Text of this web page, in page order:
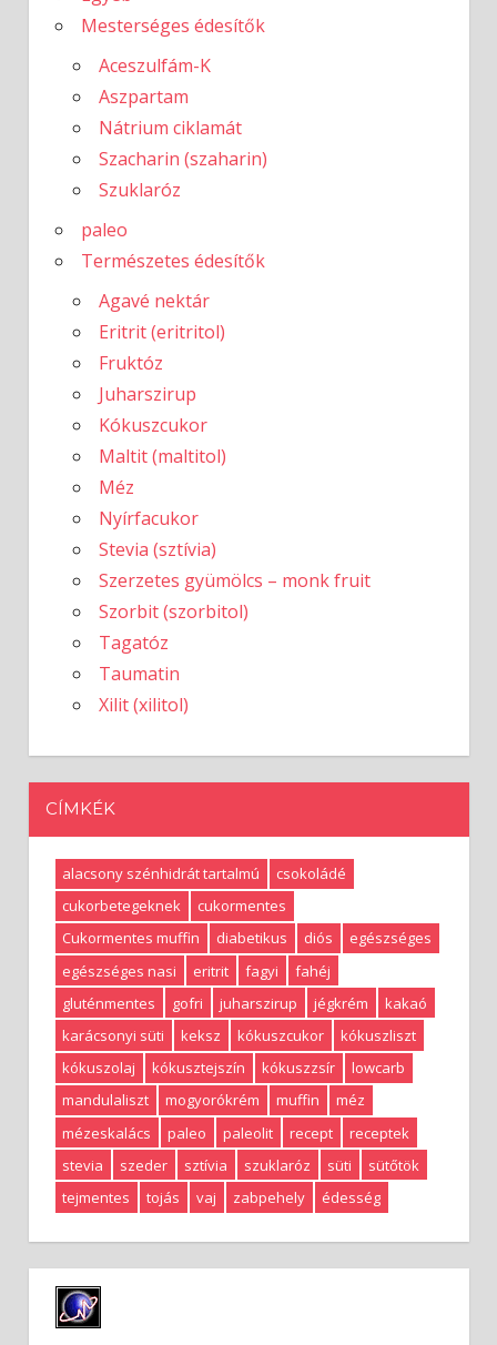
Mesterséges édesítők
Aceszulfám-K
Aszpartam
Nátrium ciklamát
Szacharin (szaharin)
Szuklaróz
paleo
Természetes édesítők
Agavé nektár
Eritrit (eritritol)
Fruktóz
Juharszirup
Kókuszcukor
Maltit (maltitol)
Méz
Nyírfacukor
Stevia (sztívia)
Szerzetes gyümölcs – monk fruit
Szorbit (szorbitol)
Tagatóz
Taumatin
Xilit (xilitol)
CÍMKÉK
alacsony szénhidrát tartalmú
csokoládé
cukorbetegeknek
cukormentes
Cukormentes muffin
diabetikus diós
egészséges
egészséges nasi
eritrit fagyi
fahéj
gluténmentes
gofri juharszirup jégkrém
kakaó
karácsonyi süti
keksz kókuszcukor
kókuszliszt
kókuszolaj
kókusztejszín kókuszzsír
lowcarb
mandulaliszt
mogyorókrém muffin
méz
mézeskalács
paleo paleolit recept
receptek
stevia
szeder sztívia szuklaróz süti
sütőtök
tejmentes
tojás vaj zabpehely édesség